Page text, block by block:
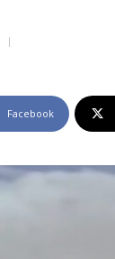
Facebook